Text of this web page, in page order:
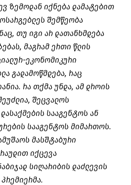
ზემოდან იქნება დამატებით
შემწეობა
თუ იგი არ დათანხმდება
მაგრამ ერთი წლის
ეკონომიკური
გადამოწმდება, რაც
რა თქმა უნდა, ამ დროის
შეცვალოს
სააგენტოს ან
სააგენტოს მიმართოს.
მასშტაბური
იქცევა
სიღარიბის დაძლევის
პრემიერმა.